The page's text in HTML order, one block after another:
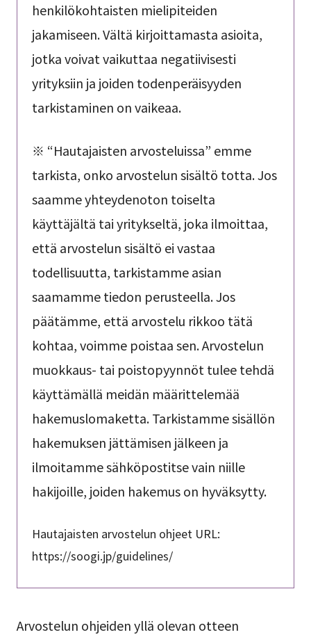
henkilökohtaisten mielipiteiden
jakamiseen. Vältä kirjoittamasta asioita,
jotka voivat vaikuttaa negatiivisesti
yrityksiin ja joiden todenperäisyyden
tarkistaminen on vaikeaa.
※ “Hautajaisten arvosteluissa” emme
tarkista, onko arvostelun sisältö totta. Jos
saamme yhteydenoton toiselta
käyttäjältä tai yritykseltä, joka ilmoittaa,
että arvostelun sisältö ei vastaa
todellisuutta, tarkistamme asian
saamamme tiedon perusteella. Jos
päätämme, että arvostelu rikkoo tätä
kohtaa, voimme poistaa sen. Arvostelun
muokkaus- tai poistopyynnöt tulee tehdä
käyttämällä meidän määrittelemää
hakemuslomaketta. Tarkistamme sisällön
hakemuksen jättämisen jälkeen ja
ilmoitamme sähköpostitse vain niille
hakijoille, joiden hakemus on hyväksytty.
Hautajaisten arvostelun ohjeet URL:
https://soogi.jp/guidelines/
Arvostelun ohjeiden yllä olevan otteen